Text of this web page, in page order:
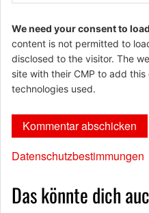
We need your consent to
content is not permitted to
disclosed to the visitor. The
site with their CMP to add
technologies used.
Datenschutzbestimmungen
Das könnte dich